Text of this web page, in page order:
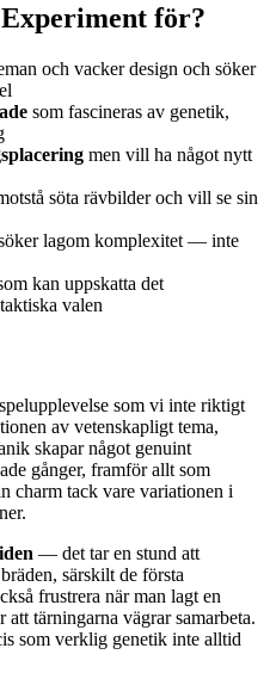
för?
och vacker design och söker
som fascineras av genetik,
men vill ha något nytt
söta rävbilder och vill se sin
lagom komplexitet — inte
kan uppskatta det
valen
som vi inte riktigt
av vetenskapligt tema,
skapar något genuint
gånger, framför allt som
charm tack vare variationen i
— det tar en stund att
särskilt de första
frustrera när man lagt en
tärningarna vägrar samarbeta.
som verklig genetik inte alltid